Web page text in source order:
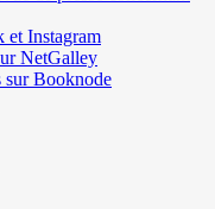
et Instagram
NetGalley
sur Booknode